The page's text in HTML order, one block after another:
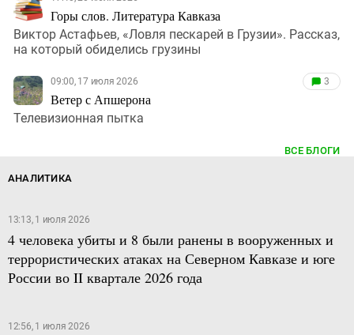
Горы слов. Литература Кавказа
Виктор Астафьев, «Ловля пескарей в Грузии». Рассказ,
на который обиделись грузины
09:00, 17 июля 2026
Ветер с Апшерона
3
Телевизионная пытка
ВСЕ БЛОГИ
АНАЛИТИКА
13:13, 1 июля 2026
4 человека убиты и 8 были ранены в вооруженных и
террористических атаках на Северном Кавказе и юге
России во II квартале 2026 года
12:56, 1 июля 2026